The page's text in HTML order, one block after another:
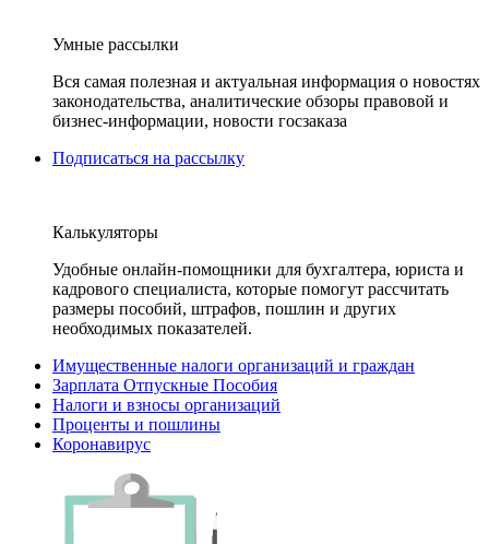
Умные рассылки
Вся самая полезная и актуальная информация о новостях
законодательства, аналитические обзоры правовой и
бизнес-информации, новости госзаказа
Подписаться на рассылку
Калькуляторы
Удобные онлайн-помощники для бухгалтера, юриста и
кадрового специалиста, которые помогут рассчитать
размеры пособий, штрафов, пошлин и других
необходимых показателей.
Имущественные налоги организаций и граждан
Зарплата Отпускные Пособия
Налоги и взносы организаций
Проценты и пошлины
Коронавирус